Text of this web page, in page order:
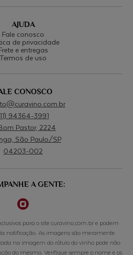
e vibrante, com aromas de
vinhos refrescantes.
Moscatel:
versátil que varia de seca a
cítricas, florais e mel. Alta
e longevidade.
Pinot Grigio:
França.
com nuances que variam de
leves e crocantes.
França.
de maracujá, groselha e
cortada.
AJUDA
Fale conosco
de privacidade
e entregas
Termos de uso
CONOSCO
94364-3991
Pastor, 2224
São Paulo/SP
04203-002
A GENTE:
para o site curavino.com.br e podem
notificação. As imagens são meramente
na imagem do rótulo do vinho pode não
do mesmo. Verifique sempre o nome e os